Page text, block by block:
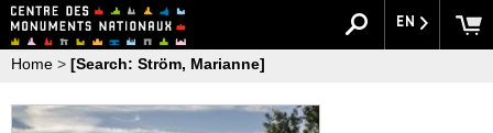
EN
Home > [Search: Ström, Marianne]